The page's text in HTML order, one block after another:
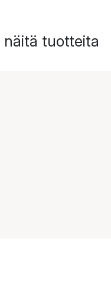
näitä tuotteita